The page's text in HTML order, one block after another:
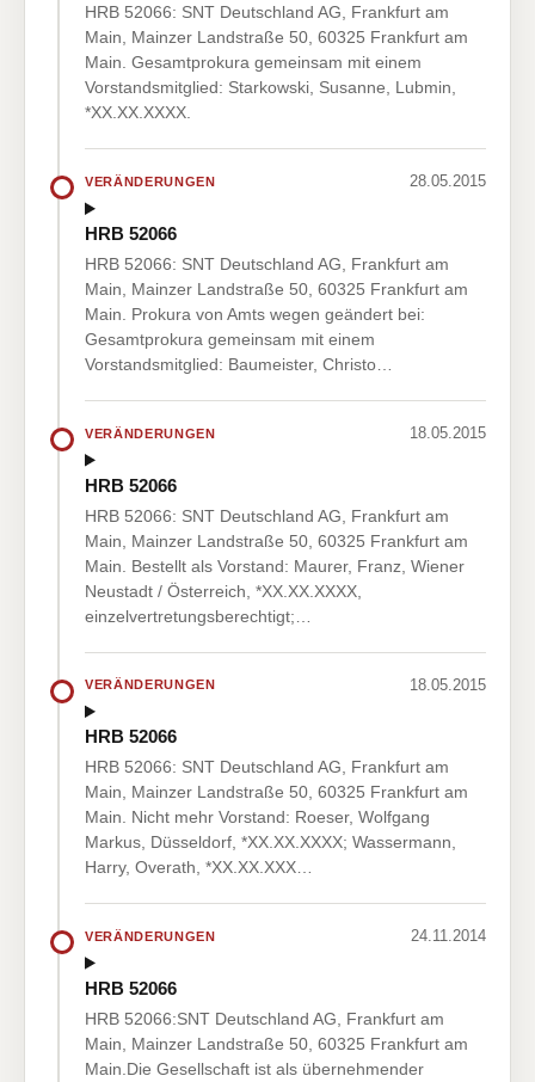
HRB 52066: SNT Deutschland AG, Frankfurt am
Main, Mainzer Landstraße 50, 60325 Frankfurt am
Main. Gesamtprokura gemeinsam mit einem
Vorstandsmitglied: Starkowski, Susanne, Lubmin,
*XX.XX.XXXX.
VERÄNDERUNGEN 28.05.2015
HRB 52066
HRB 52066: SNT Deutschland AG, Frankfurt am
Main, Mainzer Landstraße 50, 60325 Frankfurt am
Main. Prokura von Amts wegen geändert bei:
Gesamtprokura gemeinsam mit einem
Vorstandsmitglied: Baumeister, Christo…
VERÄNDERUNGEN 18.05.2015
HRB 52066
HRB 52066: SNT Deutschland AG, Frankfurt am
Main, Mainzer Landstraße 50, 60325 Frankfurt am
Main. Bestellt als Vorstand: Maurer, Franz, Wiener
Neustadt / Österreich, *XX.XX.XXXX,
einzelvertretungsberechtigt;…
VERÄNDERUNGEN 18.05.2015
HRB 52066
HRB 52066: SNT Deutschland AG, Frankfurt am
Main, Mainzer Landstraße 50, 60325 Frankfurt am
Main. Nicht mehr Vorstand: Roeser, Wolfgang
Markus, Düsseldorf, *XX.XX.XXXX; Wassermann,
Harry, Overath, *XX.XX.XXX…
VERÄNDERUNGEN 24.11.2014
HRB 52066
HRB 52066:SNT Deutschland AG, Frankfurt am
Main, Mainzer Landstraße 50, 60325 Frankfurt am
Main.Die Gesellschaft ist als übernehmender